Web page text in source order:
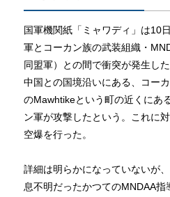
国軍機関紙「ミャワディ」は10
軍とコーカン族の武装組織・
同盟軍）との間で衝突が発生し
中国との国境沿いにある、コー
のMawhtikeという町の近くにあ
ン軍が攻撃したという。これに
空爆を行った。
詳細は明らかになっていないが
息不明だったかつてのMNDAA